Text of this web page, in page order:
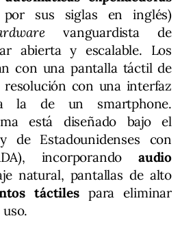
por sus siglas en inglés)
vanguardista de
abierta y escalable. Los
con una pantalla táctil de
con una interfaz
la de un smartphone.
está diseñado bajo el
de Estadounidenses con
incorporando audio
natural, pantallas de alto
táctilespara eliminar